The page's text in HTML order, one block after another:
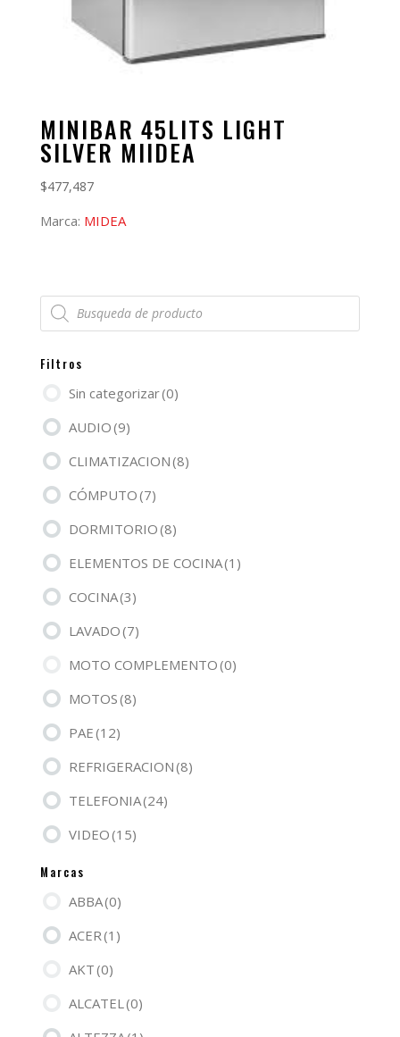
MINIBAR 45LITS LIGHT
SILVER MIIDEA
$477,487
Marca: MIDEA
Búsqueda
de
productos
Filtros
Sin categorizar(0)
AUDIO(9)
CLIMATIZACION(8)
CÓMPUTO(7)
DORMITORIO(8)
ELEMENTOS DE COCINA(1)
COCINA(3)
LAVADO(7)
MOTO COMPLEMENTO(0)
MOTOS(8)
PAE(12)
REFRIGERACION(8)
TELEFONIA(24)
VIDEO(15)
Marcas
ABBA(0)
ACER(1)
AKT(0)
ALCATEL (0)